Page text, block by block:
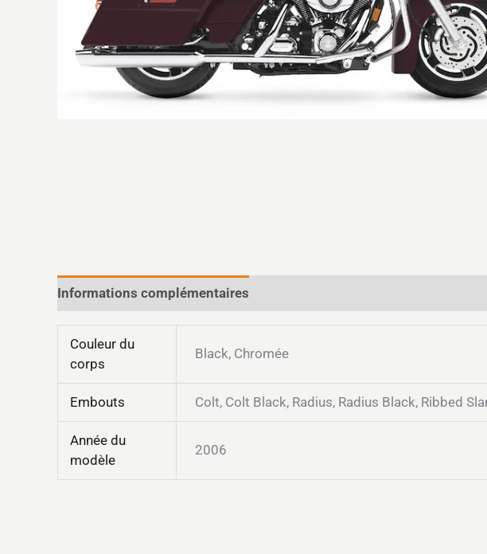
Informations complémentaires
Couleur du
corps
Black, Chromée
Embouts Colt, Colt Black, Radius, Radius Black, Ribbed
Année du
modèle
2006